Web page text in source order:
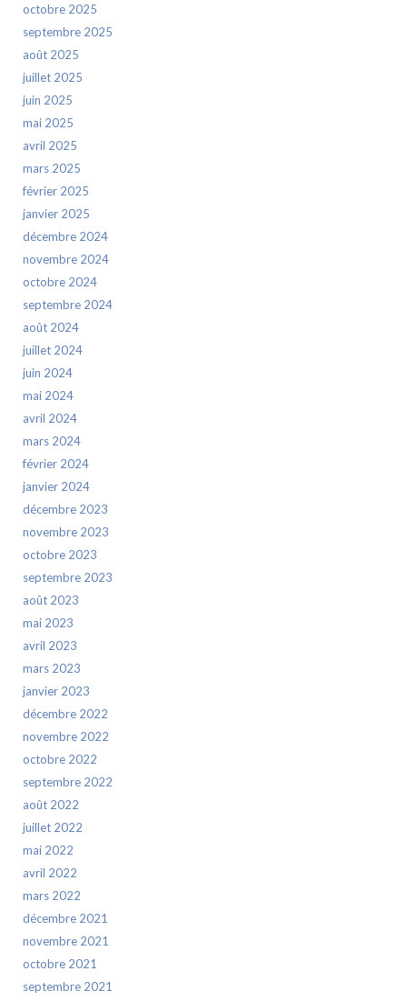
octobre 2025
septembre 2025
août 2025
juillet 2025
juin 2025
mai 2025
avril 2025
mars 2025
février 2025
janvier 2025
décembre 2024
novembre 2024
octobre 2024
septembre 2024
août 2024
juillet 2024
juin 2024
mai 2024
avril 2024
mars 2024
février 2024
janvier 2024
décembre 2023
novembre 2023
octobre 2023
septembre 2023
août 2023
mai 2023
avril 2023
mars 2023
janvier 2023
décembre 2022
novembre 2022
octobre 2022
septembre 2022
août 2022
juillet 2022
mai 2022
avril 2022
mars 2022
décembre 2021
novembre 2021
octobre 2021
septembre 2021